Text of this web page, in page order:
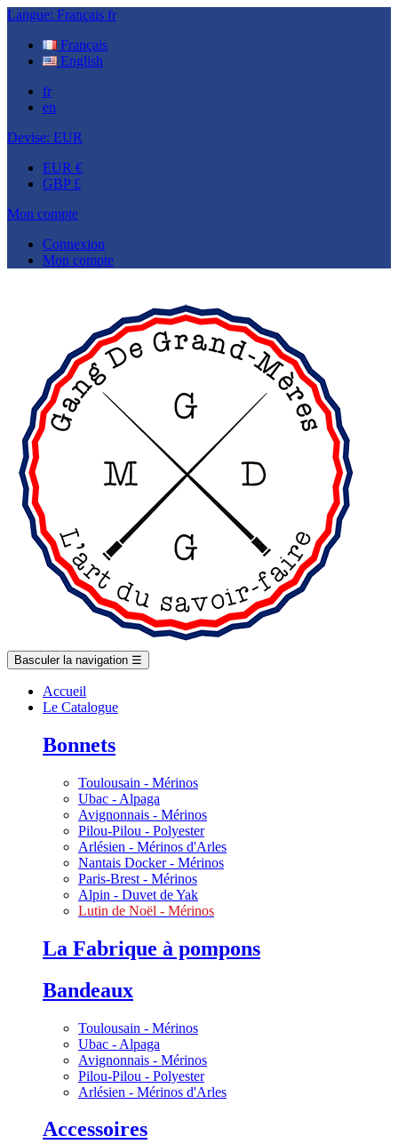
Langue: Français fr
Français
English
fr
en
Devise: EUR
EUR €
GBP £
Mon compte
Connexion
Mon compte
Basculer la navigation ☰
Accueil
Le Catalogue
Bonnets
Toulousain - Mérinos
Ubac - Alpaga
Avignonnais - Mérinos
Pilou-Pilou - Polyester
Arlésien - Mérinos d'Arles
Nantais Docker - Mérinos
Paris-Brest - Mérinos
Alpin - Duvet de Yak
Lutin de Noël - Mérinos
La Fabrique à pompons
Bandeaux
Toulousain - Mérinos
Ubac - Alpaga
Avignonnais - Mérinos
Pilou-Pilou - Polyester
Arlésien - Mérinos d'Arles
Accessoires